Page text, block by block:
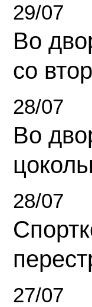
29/07
Во
со
28/07
Во
28/07
27/07